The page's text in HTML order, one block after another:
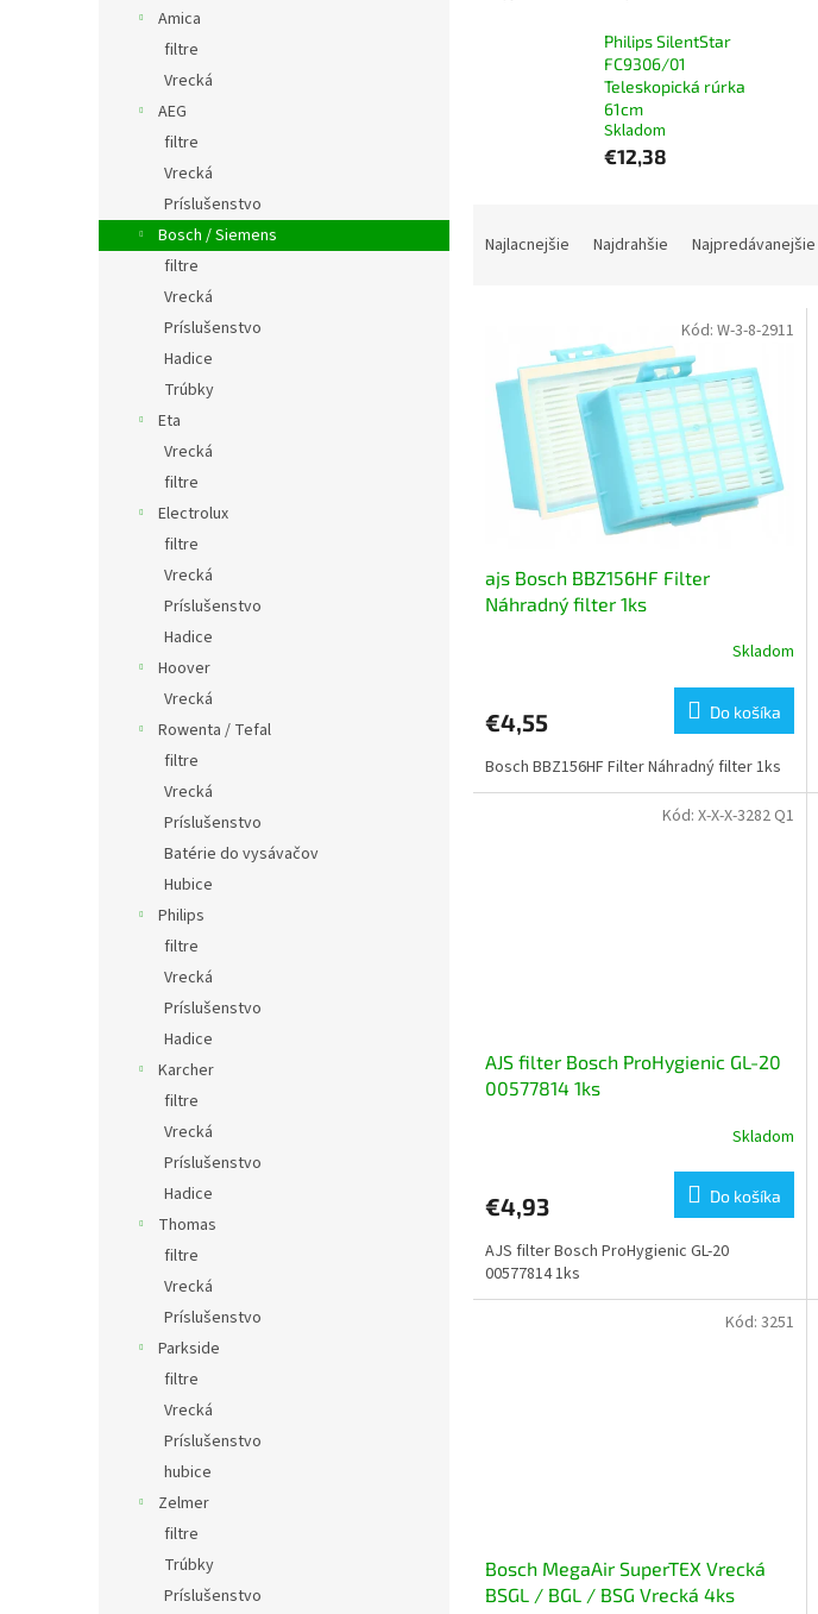
Amica
filtre
Vrecká
AEG
filtre
Vrecká
Príslušenstvo
Bosch / Siemens
filtre
Vrecká
Príslušenstvo
Hadice
Trúbky
Eta
Vrecká
filtre
Electrolux
filtre
Vrecká
Príslušenstvo
Hadice
Hoover
Vrecká
Rowenta / Tefal
filtre
Vrecká
Príslušenstvo
Batérie do vysávačov
Hubice
Philips
filtre
Vrecká
Príslušenstvo
Hadice
Karcher
filtre
Vrecká
Príslušenstvo
Hadice
Thomas
filtre
Vrecká
Príslušenstvo
Parkside
filtre
Vrecká
Príslušenstvo
hubice
Zelmer
filtre
Trúbky
Príslušenstvo
Philips SilentStar
FC9306/01
Teleskopická rúrka
61cm
Skladom
€12,38
Najlacnejšie Najdrahšie Najpredávanejšie
ajs Bosch BBZ156HF Filter
Náhradný filter 1ks
Skladom
€4,55 Do košíka
Bosch BBZ156HF Filter Náhradný filter 1ks
Kód: W-3-8-2911
AJS filter Bosch ProHygienic GL-20
00577814 1ks
Skladom
€4,93 Do košíka
AJS filter Bosch ProHygienic GL-20
00577814 1ks
Kód: X-X-X-3282 Q1
Bosch MegaAir SuperTEX Vrecká
BSGL / BGL / BSG Vrecká 4ks
Kód: 3251